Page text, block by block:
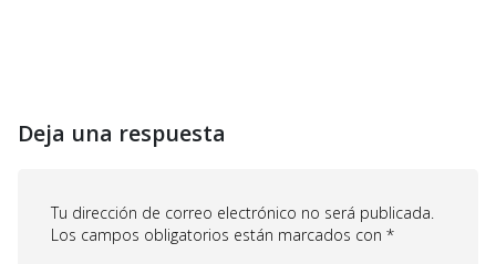
Deja una respuesta
Tu dirección de correo electrónico no será publicada.
Los campos obligatorios están marcados con *